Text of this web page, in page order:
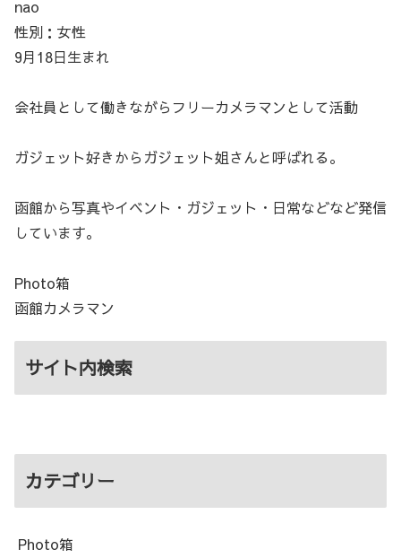
nao
性別：女性
9月18日生まれ
会社員として働きながらフリーカメラマンとして活動
ガジェット好きからガジェット姐さんと呼ばれる。
函館から写真やイベント・ガジェット・日常などなど発信
しています。
Photo箱
函館カメラマン
サイト内検索
カテゴリー
Photo箱